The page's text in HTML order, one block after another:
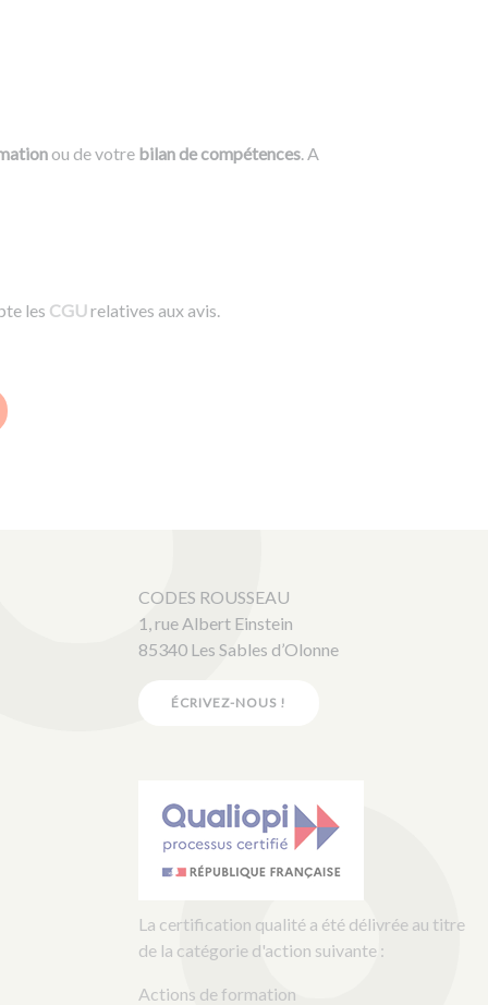
ou de votre bilan de compétences. A
les CGUrelatives aux avis.
CODES ROUSSEAU
1, rue Albert Einstein
85340 Les Sables d’Olonne
ÉCRIVEZ-NOUS !
La certification qualité a été délivrée au titre
de la catégorie d'action suivante :
Actions de formation